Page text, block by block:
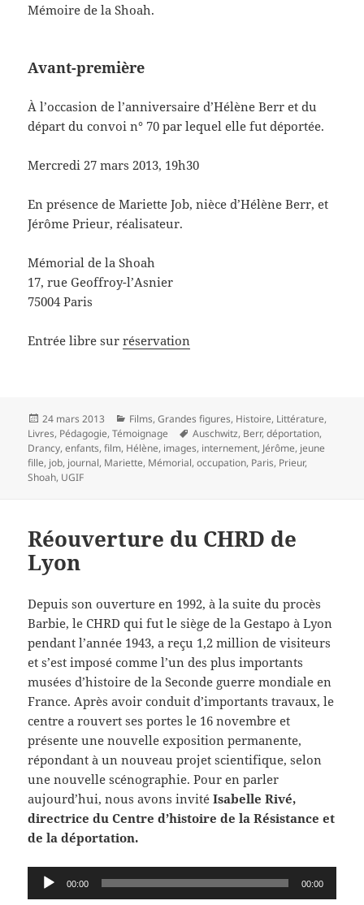
Mémoire de la Shoah.
Avant-première
À l’occasion de l’anniversaire d’Hélène Berr et du
départ du convoi n° 70 par lequel elle fut déportée.
Mercredi 27 mars 2013, 19h30
En présence de Mariette Job, nièce d’Hélène Berr, et
Jérôme Prieur, réalisateur.
Mémorial de la Shoah
17, rue Geoffroy-l’Asnier
75004 Paris
Entrée libre surréservation
Publié
le
24 mars 2013 Catégories
Films,Grandes figures, Histoire, Littérature,
Livres, Pédagogie,Témoignage
Mots-
clés
Auschwitz, Berr,déportation,
Drancy,enfants,film, Hélène, images, internement, Jérôme, jeune
fille, job, journal, Mariette, Mémorial,occupation, Paris, Prieur,
Shoah, UGIF
Réouverture du CHRD de
Lyon
Depuis son ouverture en 1992, à la suite du procès
Barbie, le CHRD qui fut le siège de la Gestapo à Lyon
pendant l’année 1943, a reçu 1,2 million de visiteurs
et s’est imposé comme l’un des plus importants
musées d’histoire de la Seconde guerre mondiale en
France. Après avoir conduit d’importants travaux, le
centre a rouvert ses portes le 16 novembre et
présente une nouvelle exposition permanente,
répondant à un nouveau projet scientifique, selon
une nouvelle scénographie. Pour en parler
aujourd’hui, nous avons invitéIsabelle Rivé,
directrice du Centre d’histoire de la Résistance et
de la déportation.
Lecteur
audio
00:00 00:00